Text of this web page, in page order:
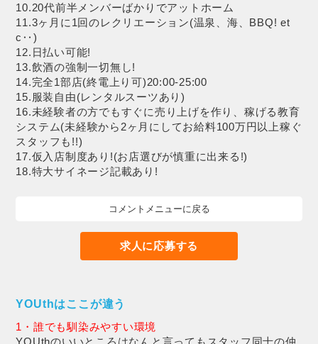
10.20代前半メンバーばかりでアットホーム
11.3ヶ月に1回のレクリエーション(温泉、海、BBQ! et
c‥)
12.日払い可能!
13.飲酒の強制一切無し!
14.完全1部店(終電上り可)20:00-25:00
15.服装自由(レンタルスーツあり)
16.未経験者の方でもすぐに売り上げを作り、稼げる教育
システム(未経験から2ヶ月にしてお給料100万円以上稼ぐ
スタッフも!!)
17.仮入店制度あり!(お店選びが慎重に出来る!)
18.特大サイネージ記載あり!
コメントメニューに戻る
求人に応募する
YOUthはここが違う
1・誰でも馴染みやすい環境
YOUthのいいところはなんと言ってもスタッフ同士の仲